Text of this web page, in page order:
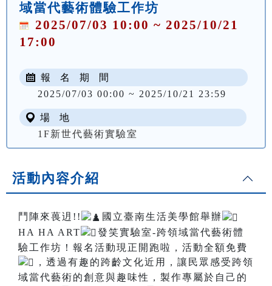
域當代藝術體驗工作坊
2025/07/03 10:00 ~ 2025/10/21
17:00
報 名 期 間
2025/07/03 00:00 ~ 2025/10/21 23:59
場 地
1F新世代藝術實驗室
活動內容介紹
鬥陣來葨迌!!
國立臺南生活美學館舉辦
HA HA ART
發笑實驗室-跨領域當代藝術體
驗工作坊！報名活動現正開跑啦，活動全額免費
，透過有趣的跨齡文化近用，讓民眾感受跨領
域當代藝術的創意與趣味性，製作專屬於自己的